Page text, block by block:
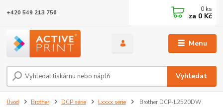
Menu
Vyhledat
+420 549 213 756 0 ks
za 0 Kč
Úvod Brother DCP série Lxxxx série Brother DCP-L2520DW